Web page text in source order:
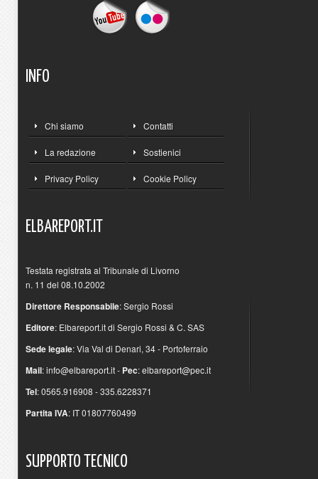
INFO
Chi siamo Contatti
La redazione Sostienici
Privacy Policy Cookie Policy
ELBAREPORT.IT
Testata registrata al Tribunale di Livorno
n. 11 del 08.10.2002
Direttore Responsabile: Sergio Rossi
Editore: Elbareport.it di Sergio Rossi & C. SAS
Sede legale: Via Val di Denari, 34 - Portoferraio
Mail:info@elbareport.it- Pec:elbareport@pec.it
Tel: 0565.916908 - 335.6228371
Partita IVA: IT 01807760499
SUPPORTO TECNICO